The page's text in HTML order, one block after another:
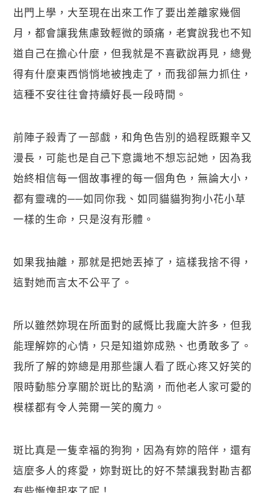
出門上學，大至現在出來工作了要出差離家幾個
月，都會讓我焦慮致輕微的頭痛，老實說我也不知
道自己在擔心什麼，但我就是不喜歡說再見，總覺
得有什麼東西悄悄地被拽走了，而我卻無力抓住，
這種不安往往會持續好長一段時間。
前陣子殺青了一部戲，和角色告別的過程既艱辛又
漫長，可能也是自己下意識地不想忘記她，因為我
始終相信每一個故事裡的每一個角色，無論大小，
都有靈魂的──如同你我、如同貓貓狗狗小花小草
一樣的生命，只是沒有形體。
如果我抽離，那就是把她丟掉了，這樣我捨不得，
這對她而言太不公平了。
所以雖然妳現在所面對的感慨比我龐大許多，但我
能理解妳的心情，只是知道妳成熟、也勇敢多了。
我所了解的妳總是用那些讓人看了既心疼又好笑的
限時動態分享關於斑比的點滴，而他老人家可愛的
模樣都有令人莞爾一笑的魔力。
斑比真是一隻幸福的狗狗，因為有妳的陪伴，還有
這麼多人的疼愛，妳對斑比的好不禁讓我對勘吉都